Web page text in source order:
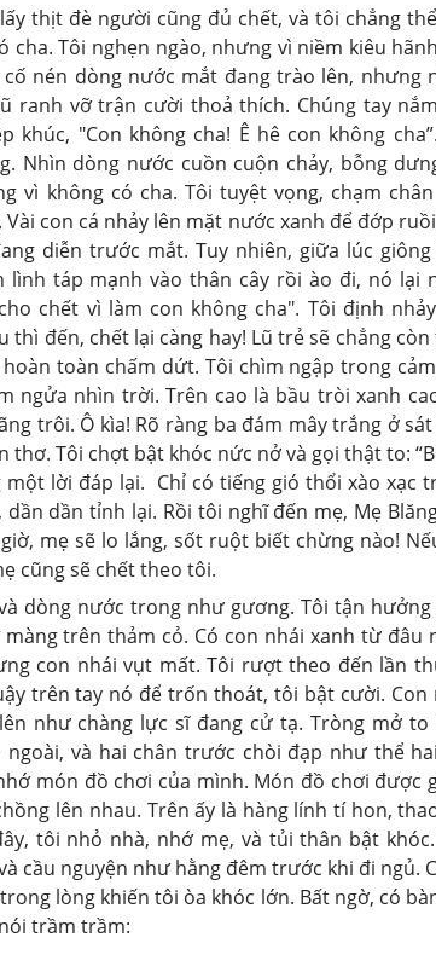
thịt đè người cũng đủ chết, và tôi chẳng
Tôi nghẹn ngào, nhưng vì niềm kiêu
nén dòng nước mắt đang trào lên, nhưng
ranh vỡ trận cười thoả thích. Chúng tay
"Con không cha! Ê hê con không
Nhìn dòng nước cuồn cuộn chảy, bỗng
vì không có cha. Tôi tuyệt vọng, chạm
con cá nhảy lên mặt nước xanh để đớp
diễn trước mắt. Tuy nhiên, giữa lúc giông
táp mạnh vào thân cây rồi ào đi, nó lại
chết vì làm con không cha". Tôi định
đến, chết lại càng hay! Lũ trẻ sẽ chẳng
toàn chấm dứt. Tôi chìm ngập trong
ngửa nhìn trời. Trên cao là bầu tròi xanh
trôi. Ô kìa! Rõ ràng ba đám mây trắng ở
Tôi chợt bật khóc nức nở và gọi thật to:
một lời đáp lại. Chỉ có tiếng gió thổi xào xạc
dần tỉnh lại. Rồi tôi nghĩ đến mẹ, Mẹ
mẹ sẽ lo lắng, sốt ruột biết chừng nào!
cũng sẽ chết theo tôi.
dòng nước trong như gương. Tôi tận hưởng
trên thảm cỏ. Có con nhái xanh từ đâu
con nhái vụt mất. Tôi rượt theo đến lần
trên tay nó để trốn thoát, tôi bật cười. Con
như chàng lực sĩ đang cử tạ. Tròng mở
và hai chân trước chòi đạp như thể
món đồ chơi của mình. Món đồ chơi được
lên nhau. Trên ấy là hàng lính tí hon,
tôi nhỏ nhà, nhớ mẹ, và tủi thân bật
cầu nguyện như hằng đêm trước khi đi ngủ.
lòng khiến tôi òa khóc lớn. Bất ngờ, có
trầm trầm: